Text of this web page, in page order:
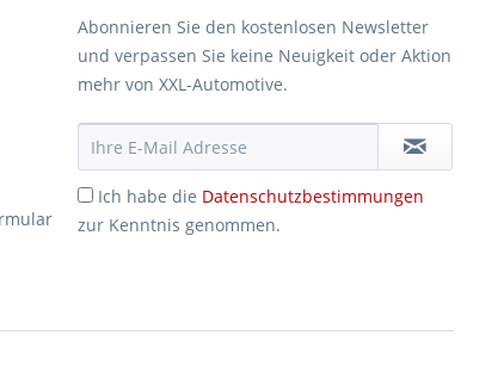
Abonnieren Sie den kostenlosen Newsletter
und verpassen Sie keine Neuigkeit oder Aktion
mehr von XXL-Automotive.
Ich habe die Datenschutzbestimmungen
zur Kenntnis genommen.